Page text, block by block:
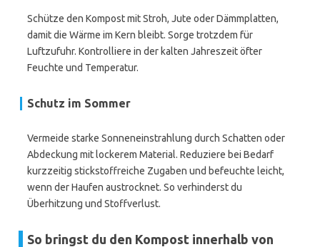
Schütze den Kompost mit Stroh, Jute oder Dämmplatten,
damit die Wärme im Kern bleibt. Sorge trotzdem für
Luftzufuhr. Kontrolliere in der kalten Jahreszeit öfter
Feuchte und Temperatur.
Schutz im Sommer
Vermeide starke Sonneneinstrahlung durch Schatten oder
Abdeckung mit lockerem Material. Reduziere bei Bedarf
kurzzeitig stickstoffreiche Zugaben und befeuchte leicht,
wenn der Haufen austrocknet. So verhinderst du
Überhitzung und Stoffverlust.
So bringst du den Kompost innerhalb von